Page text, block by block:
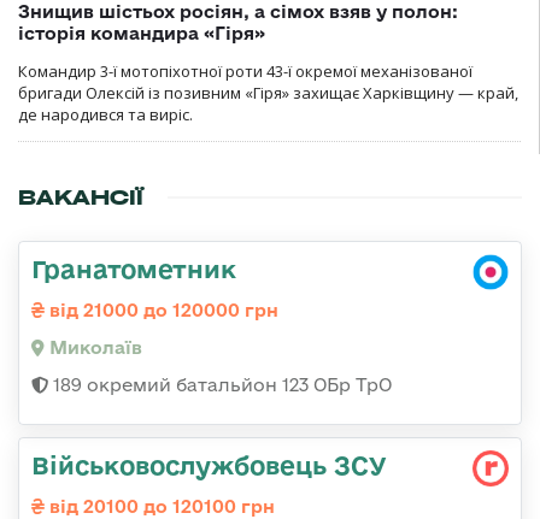
Знищив шістьох росіян, а сімох взяв у полон:
історія командира «Гіря»
Командир 3-ї мотопіхотної роти 43-ї окремої механізованої
бригади Олексій із позивним «Гіря» захищає Харківщину — край,
де народився та виріс.
ВАКАНСІЇ
Гранатометник
від 21000 до 120000 грн
Миколаїв
189 окремий батальйон 123 ОБр ТрО
Військовослужбовець ЗСУ
від 20100 до 120100 грн